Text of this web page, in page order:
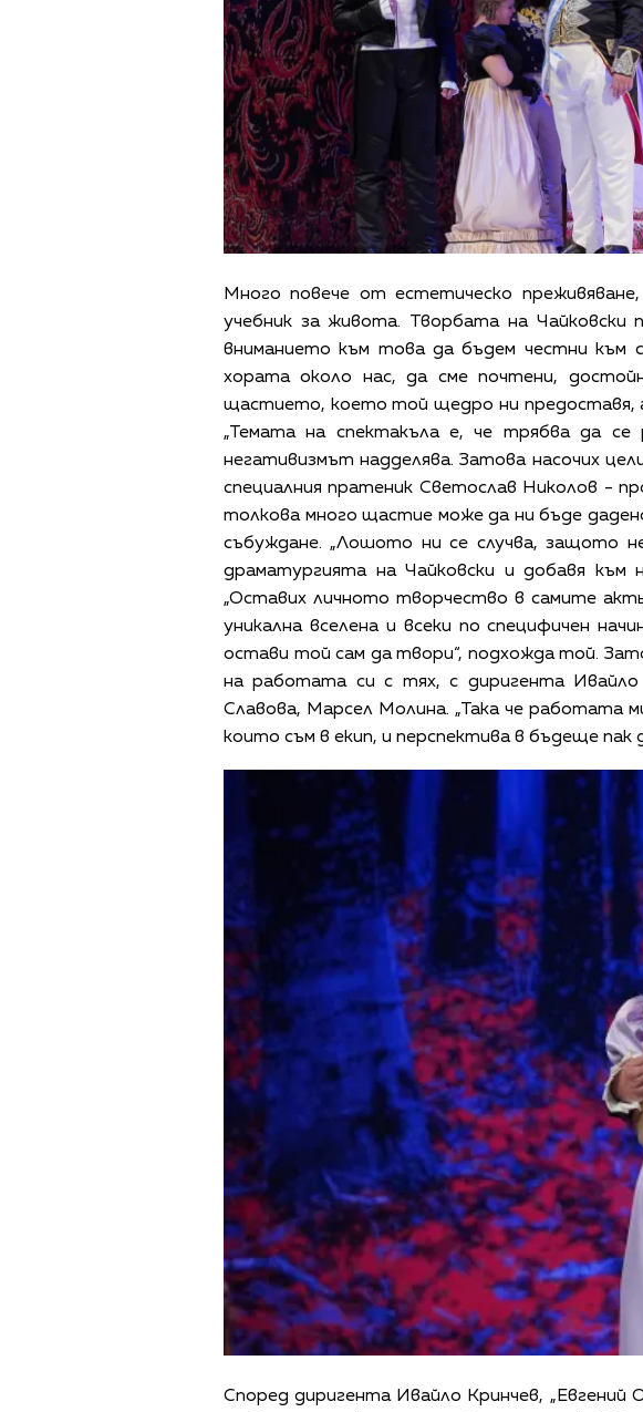
Много повече от естетическо
учебник за живота. Творбата на Чайковски
вниманието към това да бъдем честни към
хората около нас, да сме почтени,
щастието, което той щедро ни предоставя,
„Темата на спектакъла е, че трябва да
негативизмът надделява. Затова насочих
специалния пратеник Светослав Николов -
толкова много щастие може да ни бъде
събуждане. „Лошото ни се случва, защото
драматургията на Чайковски и добавя към
„Оставих личното творчество в самите
уникална вселена и всеки по специфичен
остави той сам да твори“, подхожда той.
на работата си с тях, с диригента Ивайло
Славова, Марсел Молина. „Така че работата
които съм в екип, и перспектива в бъдеще пак
Според диригента Ивайло Кринчев, „Евгений